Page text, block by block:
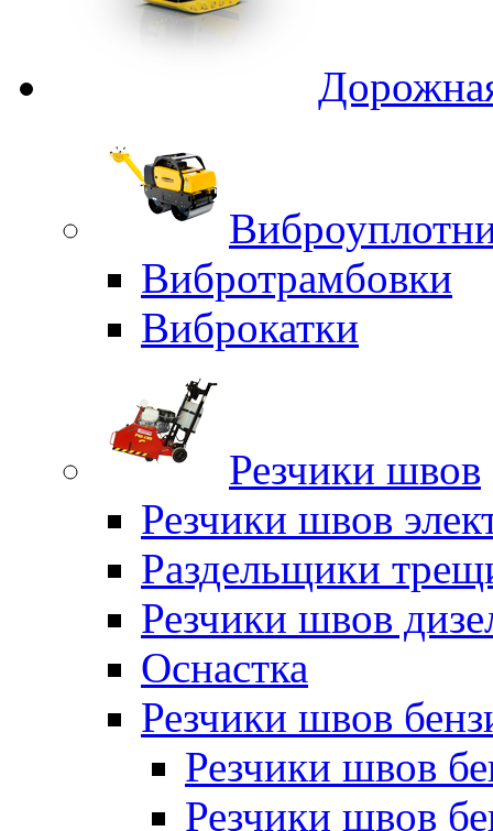
Вибротрамбовки
Виброкатки
Резчики швов
Резчики швов
Раздельщики
Резчики швов
Оснастка
Резчики швов
Резчики швов
Резчики швов